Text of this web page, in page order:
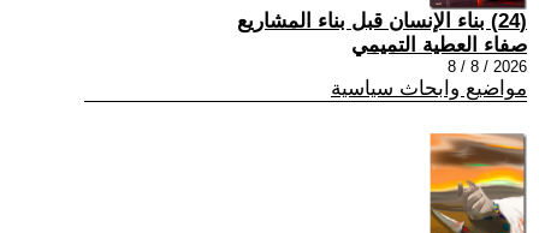
(24) بناء الإنسان قبل بناء المشاريع
صفاء العطية التميمي
2026 / 8 / 8
مواضيع وابحاث سياسية